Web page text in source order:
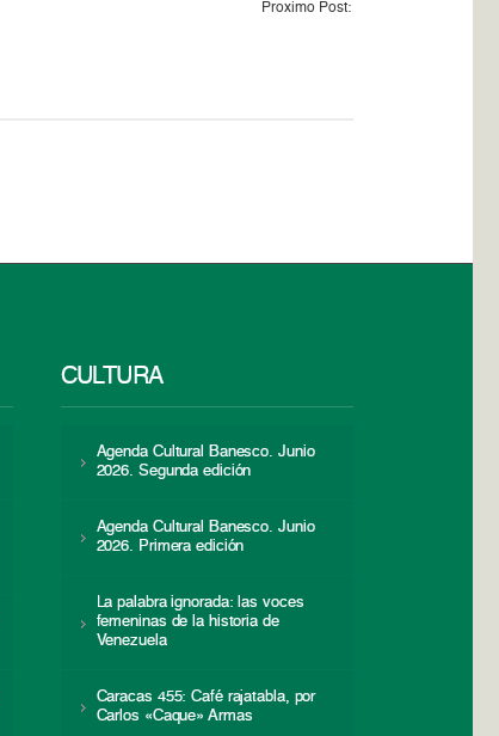
Proximo Post:
CULTURA
Agenda Cultural Banesco. Junio
2026. Segunda edición
Agenda Cultural Banesco. Junio
2026. Primera edición
La palabra ignorada: las voces
femeninas de la historia de
Venezuela
Caracas 455: Café rajatabla, por
Carlos «Caque» Armas